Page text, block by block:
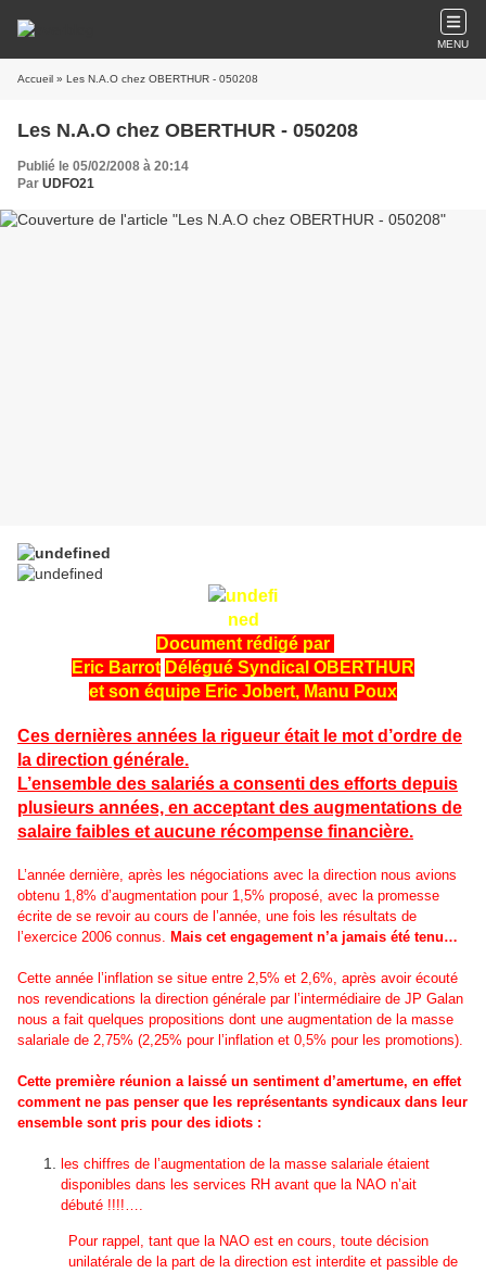
MENU
Accueil » Les N.A.O chez OBERTHUR - 050208
Les N.A.O chez OBERTHUR - 050208
Publié le 05/02/2008 à 20:14
Par UDFO21
Document rédigé par
Eric Barrot Délégué Syndical OBERTHUR
et son équipe Eric Jobert, Manu Poux
Ces dernières années la rigueur était le mot d’ordre de
la direction générale.
L’ensemble des salariés a consenti des efforts depuis
plusieurs années, en acceptant des augmentations de
salaire faibles et aucune récompense financière.
L’année dernière, après les négociations avec la direction nous avions
obtenu 1,8% d’augmentation pour 1,5% proposé, avec la promesse
écrite de se revoir au cours de l’année, une fois les résultats de
l’exercice 2006 connus. Mais cet engagement n’a jamais été tenu…
Cette année l’inflation se situe entre 2,5% et 2,6%, après avoir écouté
nos revendications la direction générale par l’intermédiaire de JP Galan
nous a fait quelques propositions dont une augmentation de la masse
salariale de 2,75% (2,25% pour l’inflation et 0,5% pour les promotions).
Cette première réunion a laissé un sentiment d’amertume, en effet
comment ne pas penser que les représentants syndicaux dans leur
ensemble sont pris pour des idiots :
les chiffres de l’augmentation de la masse salariale étaient
disponibles dans les services RH avant que la NAO n’ait
débuté !!!!….
Pour rappel, tant que la NAO est en cours, toute décision
unilatérale de la part de la direction est interdite et passible de